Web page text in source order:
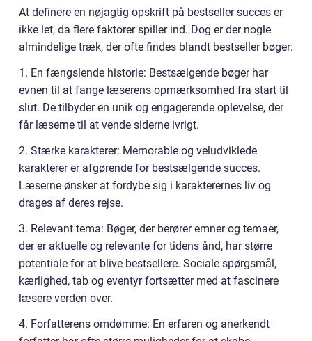
At definere en nøjagtig opskrift på bestseller succes er
ikke let, da flere faktorer spiller ind. Dog er der nogle
almindelige træk, der ofte findes blandt bestseller bøger:
1. En fængslende historie: Bestsælgende bøger har
evnen til at fange læserens opmærksomhed fra start til
slut. De tilbyder en unik og engagerende oplevelse, der
får læserne til at vende siderne ivrigt.
2. Stærke karakterer: Memorable og veludviklede
karakterer er afgørende for bestsælgende succes.
Læserne ønsker at fordybe sig i karakterernes liv og
drages af deres rejse.
3. Relevant tema: Bøger, der berører emner og temaer,
der er aktuelle og relevante for tidens ånd, har større
potentiale for at blive bestsellere. Sociale spørgsmål,
kærlighed, tab og eventyr fortsætter med at fascinere
læsere verden over.
4. Forfatterens omdømme: En erfaren og anerkendt